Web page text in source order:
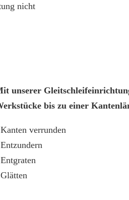
nicht
unserer
bis zu einer
verrunden